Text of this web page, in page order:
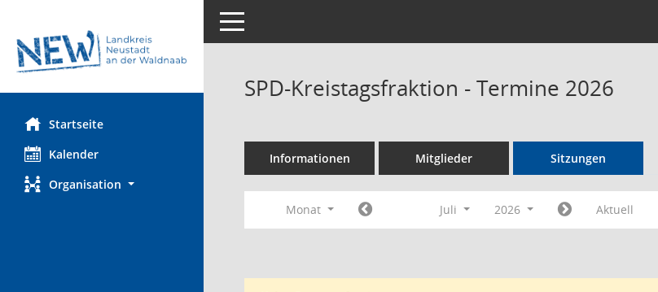
Startseite
Kalender
Organisation
Toggle navigation
SPD-Kreistagsfraktion - Termine 2026
Informationen Mitglieder Sitzungen
Monat Juli 2026 Aktuell